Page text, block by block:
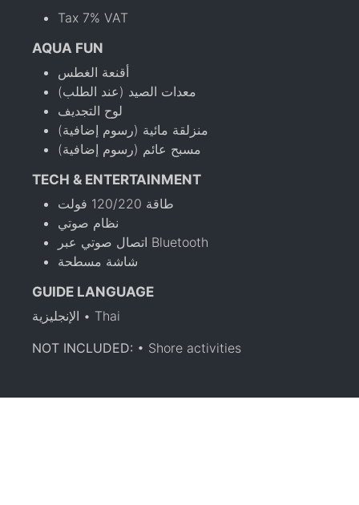
Tax 7% VAT
AQUA FUN
أقنعة الغطس
معدات الصيد (عند الطلب)
لوح التجديف
منزلقة مائية (رسوم إضافية)
مسبح عائم (رسوم إضافية)
TECH & ENTERTAINMENT
طاقة 120/220 فولت
نظام صوتي
اتصال صوتي عبر Bluetooth
شاشة مسطحة
GUIDE LANGUAGE
الإنجليزية • Thai
NOT INCLUDED: • Shore activities